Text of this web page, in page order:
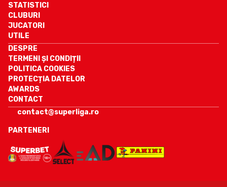
STATISTICI
CLUBURI
JUCATORI
UTILE
DESPRE
TERMENI ȘI CONDIȚII
POLITICA COOKIES
PROTECȚIA DATELOR
AWARDS
CONTACT
contact@superliga.ro
PARTENERI